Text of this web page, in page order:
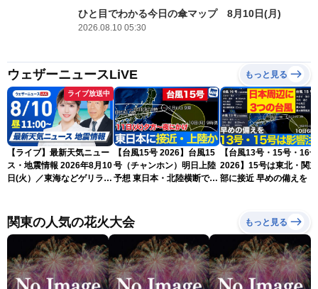
ひと目でわかる今日の傘マップ 8月10日(月)
2026.08.10 05:30
ウェザーニュースLiVE もっと見る
ライブ放送中
【ライブ】最新天気ニュー
ス・地震情報 2026年8月10
日(火）／東海などゲリラ雷
ュースLiVEコーヒータイ
ム・小林李衣奈／有賀哲
夫〉
【台風15号 2026】台風15
号（チャンホン）明日上陸
予想 東日本・北陸横断で大
【台風13号・15号・16号
2026】15号は東北・関
部に接近 早めの備えを（
関東の人気の花火大会 もっと見る